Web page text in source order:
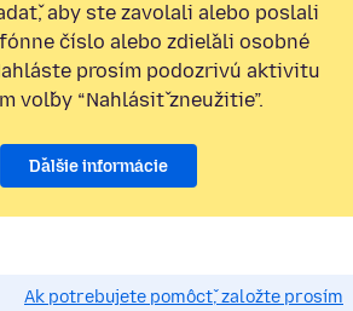
aby ste zavolali alebo poslali
číslo alebo zdieľali osobné
prosím podozrivú aktivitu
voľby “Nahlásiť zneužitie”.
Ďalšie informácie
Ak potrebujete pomôcť, založte prosím